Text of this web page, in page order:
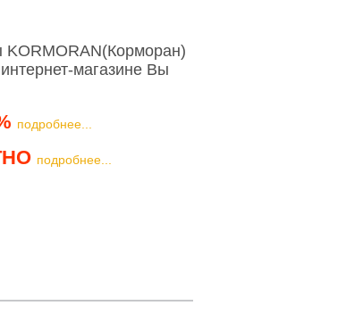
магазине Вы
подробнее...
подробнее...